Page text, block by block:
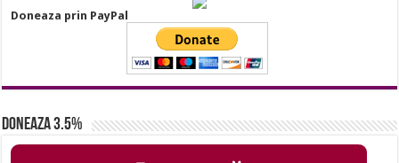
Doneaza prin PayPal
Doneaza 3.5%